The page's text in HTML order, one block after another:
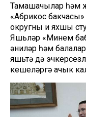
Тамашачылар һәм
«Абрикос бакчасы»
округның иң яхшы
Яшьләр «Минем
әниләр һәм
яшьтә дә
кешеләргә ачык